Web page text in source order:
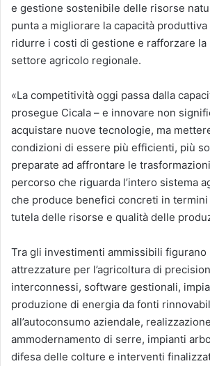
e gestione sostenibile delle risorse
punta a migliorare la capacità
ridurre i costi di gestione e rafforzare la
settore agricolo regionale.
«La competitività oggi passa dalla
prosegue Cicala – e innovare non
acquistare nuove tecnologie, ma
condizioni di essere più efficienti, più
preparate ad affrontare le
percorso che riguarda l’intero sistema
che produce benefici concreti in
tutela delle risorse e qualità delle
Tra gli investimenti ammissibili figurano
attrezzature per l’agricoltura di
interconnessi, software gestionali,
produzione di energia da fonti
all’autoconsumo aziendale,
ammodernamento di serre, impianti
difesa delle colture e interventi